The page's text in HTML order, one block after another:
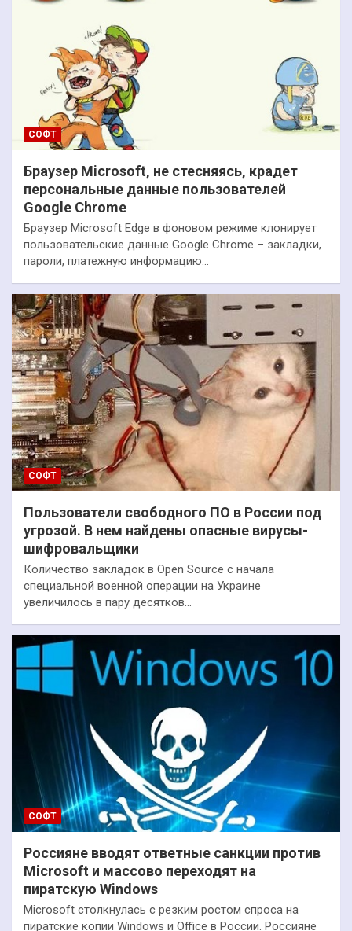
СОФТ
Браузер Microsoft, не стесняясь, крадет
персональные данные пользователей
Google Chrome
Браузер Microsoft Edge в фоновом режиме клонирует
пользовательские данные Google Chrome – закладки,
пароли, платежную информацию…
СОФТ
Пользователи свободного ПО в России под
угрозой. В нем найдены опасные вирусы-
шифровальщики
Количество закладок в Open Source с начала
специальной военной операции на Украине
увеличилось в пару десятков…
СОФТ
Россияне вводят ответные санкции против
Microsoft и массово переходят на
пиратскую Windows
Microsoft столкнулась с резким ростом спроса на
пиратские копии Windows и Office в России. Россияне